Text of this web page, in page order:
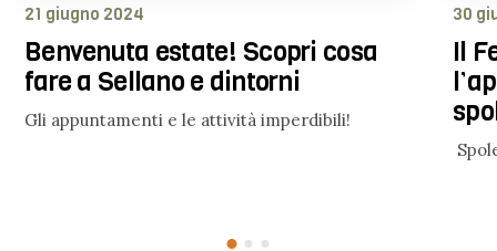
21 giugno 2024
Benvenuta estate! Scopri cosa
fare a Sellano e dintorni
Gli appuntamenti e le attività imperdibili!
30
Il